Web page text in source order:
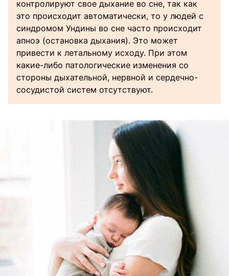
контролируют свое дыхание во сне, так как
это происходит автоматически, то у людей с
синдромом Ундины во сне часто происходит
апноэ (остановка дыхания). Это может
привести к летальному исходу. При этом
какие-либо патологические изменения со
стороны дыхательной, нервной и сердечно-
сосудистой систем отсутствуют.